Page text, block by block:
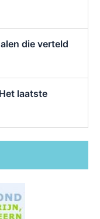
die verteld
laatste